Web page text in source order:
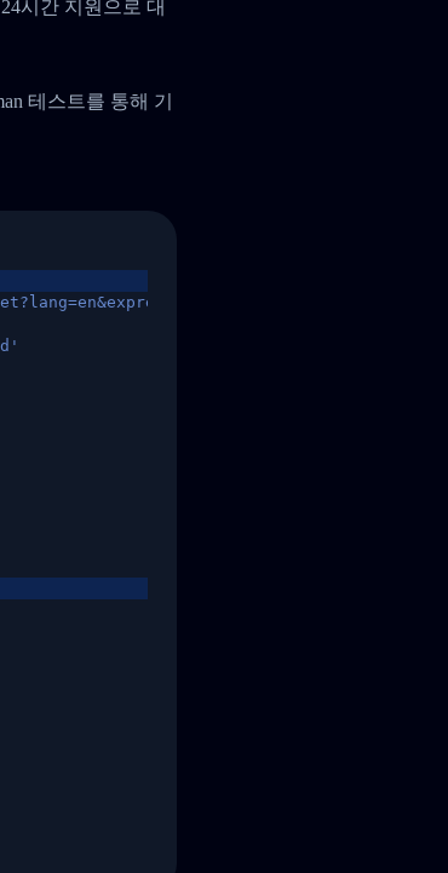
시간 지원으로 대
테스트를 통해 기